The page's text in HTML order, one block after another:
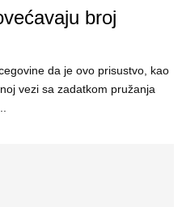
broj
da je ovo prisustvo, kao
vezi sa zadatkom pružanja